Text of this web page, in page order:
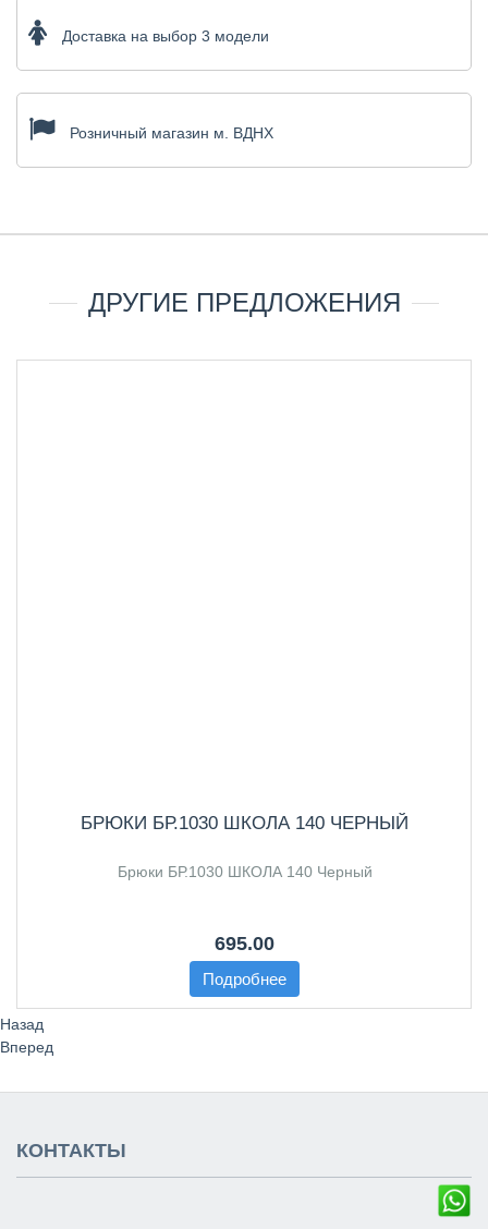
Доставка на выбор 3 модели
Розничный магазин м. ВДНХ
ДРУГИЕ ПРЕДЛОЖЕНИЯ
БРЮКИ БР.1030 ШКОЛА 140 ЧЕРНЫЙ
Брюки БР.1030 ШКОЛА 140 Черный
695.00
Подробнее
Назад
Вперед
КОНТАКТЫ